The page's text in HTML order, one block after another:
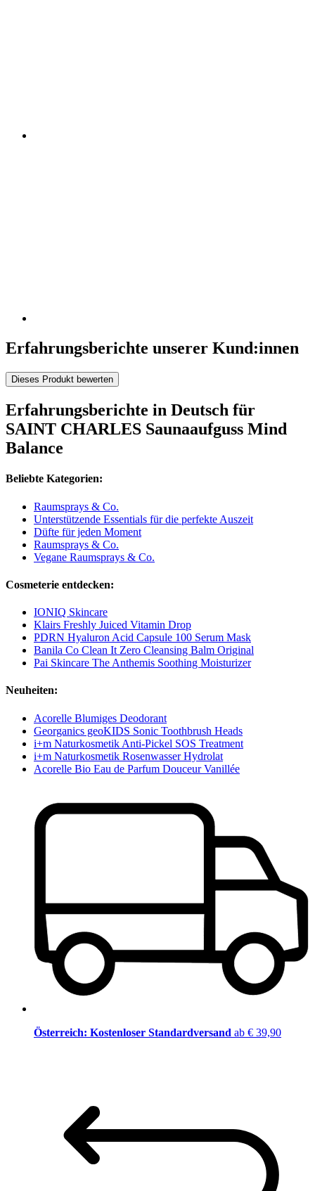
Erfahrungsberichte unserer Kund:innen
Dieses Produkt bewerten
Erfahrungsberichte in Deutsch für
SAINT CHARLES Saunaaufguss Mind
Balance
Beliebte Kategorien:
Raumsprays & Co.
Unterstützende Essentials für die perfekte Auszeit
Düfte für jeden Moment
Raumsprays & Co.
Vegane Raumsprays & Co.
Cosmeterie entdecken:
IONIQ Skincare
Klairs Freshly Juiced Vitamin Drop
PDRN Hyaluron Acid Capsule 100 Serum Mask
Banila Co Clean It Zero Cleansing Balm Original
Pai Skincare The Anthemis Soothing Moisturizer
Neuheiten:
Acorelle Blumiges Deodorant
Georganics geoKIDS Sonic Toothbrush Heads
i+m Naturkosmetik Anti-Pickel SOS Treatment
i+m Naturkosmetik Rosenwasser Hydrolat
Acorelle Bio Eau de Parfum Douceur Vanillée
Österreich: Kostenloser Standardversand ab € 39,90